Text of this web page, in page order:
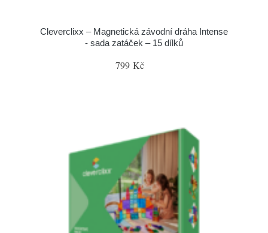
Cleverclixx – Magnetická závodní dráha Intense
- sada zatáček – 15 dílků
799 Kč